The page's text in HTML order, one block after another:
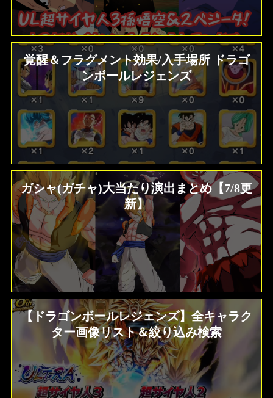
覚醒＆フラグメント効果/入手場所 ドラゴ
ンボールレジェンズ
ガシャ(ガチャ)大当たり演出まとめ【7/8更
新】
【ドラゴンボールレジェンズ】全キャラク
ター画像リスト＆絞り込み検索